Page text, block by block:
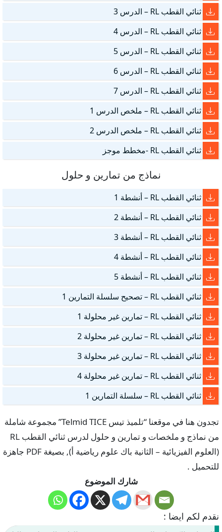
ثنائي القطب RL – الدرس 3
ثنائي القطب RL – الدرس 4
ثنائي القطب RL – الدرس 5
ثنائي القطب RL – الدرس 6
ثنائي القطب RL – الدرس 7
ثنائي القطب RL – ملخص الدرس 1
ثنائي القطب RL – ملخص الدرس 2
ثنائي القطب RL -مخطط موجز
نماذج من تمارين و حلول
ثنائي القطب RL – أنشطة 1
ثنائي القطب RL – أنشطة 2
ثنائي القطب RL – أنشطة 3
ثنائي القطب RL – أنشطة 4
ثنائي القطب RL – أنشطة 5
ثنائي القطب RL – تصحيح سلسلة التمارين 1
ثنائي القطب RL – تمارين غير محلولة 1
ثنائي القطب RL – تمارين غير محلولة 2
ثنائي القطب RL – تمارين غير محلولة 3
ثنائي القطب RL – تمارين غير محلولة 4
ثنائي القطب RL – سلسلة التمارين 1
تجدون هنا في موقعنا “تلميذ تيس Telmid TICE” مجموعة شاملة
من نماذج و ملخصات و تمارين و حلول لدرس ثنائي القطب RL
(العلوم الفيزيائية – الثانية باك علوم رياضية أ), بصيغة PDF جاهزة
للتحميل .
شارك الموضوع
نقدم لكم ايضا :